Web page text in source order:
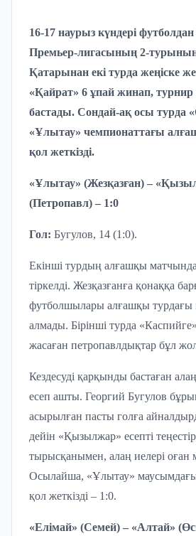
16-17 наурыз күндері
Премьер-лигасының 2-
Қатарынан екі турда жеңіске
«Қайрат» 6 ұпай жинап, турнир
бастады. Сондай-ақ осы турда
«Ұлытау» чемпионаттағы
қол жеткізді.
«Ұлытау» (Жезқазған) –
(Петропавл) – 1:0
Гол: Бугулов, 14 (1:0).
Екінші турдың алғашқы
тіркелді. Жезқазғанға қонаққа
футболшылары алғашқы турдағы
алмады. Бірінші турда
жасаған петропавлдықтар бұл
Кездесуді қарқынды бастаған
есеп ашты. Георгий Бугулов
асырылған пасты голға
дейін «Қызылжар» есепті
тырысқанымен, алаң иелері оған
Осылайша, «Ұлытау»
қол жеткізді – 1:0.
«Елімай» (Семей) – «Алтай»